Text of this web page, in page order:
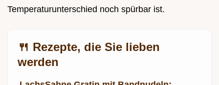
Temperaturunterschied noch spürbar ist.
🍴 Rezepte, die Sie lieben
werden